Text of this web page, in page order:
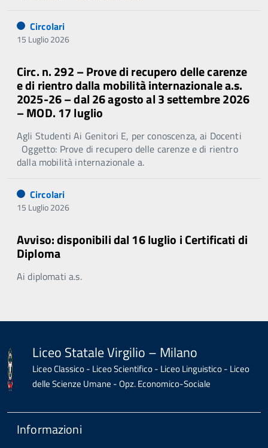
Circolari
15 Luglio 2026
Circ. n. 292 – Prove di recupero delle carenze
e di rientro dalla mobilità internazionale a.s.
2025-26 – dal 26 agosto al 3 settembre 2026
– MOD. 17 luglio
Agli Studenti Ai Genitori E, per conoscenza, ai Docenti
Oggetto: Prove di recupero delle carenze e di rientro
dalla mobilità internazionale a.
Circolari
15 Luglio 2026
Avviso: disponibili dal 16 luglio i Certificati di
Diploma
Ai diplomati a.s.
Liceo Statale Virgilio – Milano
Liceo Classico - Liceo Scientifico - Liceo Linguistico - Liceo
delle Scienze Umane - Opz. Economico-Sociale
Informazioni